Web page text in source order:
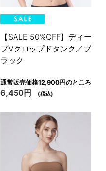
【SALE 50%OFF】ディー
プVクロップドタンク／ブ
ラック
通常販売価格12,900円のところ
6,450円 (税込)